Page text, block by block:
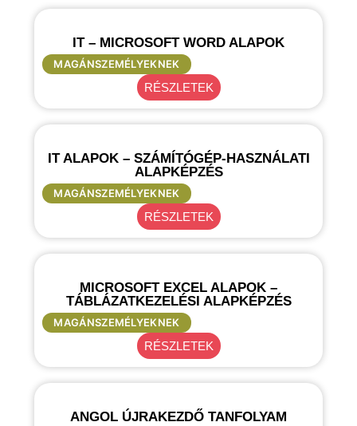
IT – MICROSOFT WORD ALAPOK
MAGÁNSZEMÉLYEKNEK
RÉSZLETEK
IT ALAPOK – SZÁMÍTÓGÉP-HASZNÁLATI
ALAPKÉPZÉS
MAGÁNSZEMÉLYEKNEK
RÉSZLETEK
MICROSOFT EXCEL ALAPOK –
TÁBLÁZATKEZELÉSI ALAPKÉPZÉS
MAGÁNSZEMÉLYEKNEK
RÉSZLETEK
ANGOL ÚJRAKEZDŐ TANFOLYAM